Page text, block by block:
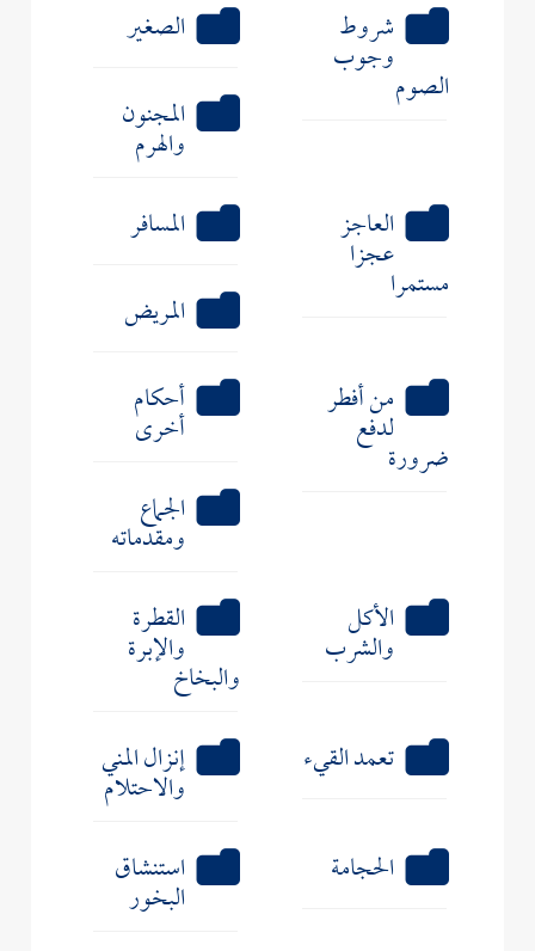
شروط
وجوب
الصوم
الصغير
المجنون
والهرم
العاجز
عجزا
مستمرا
المسافر
المريض
من أفطر
لدفع
ضرورة
أحكام
أخرى
الجماع
ومقدماته
الأكل
والشرب
القطرة
والإبرة
والبخاخ
تعمد القيء
إنزال المني
والاحتلام
الحجامة
استنشاق
البخور